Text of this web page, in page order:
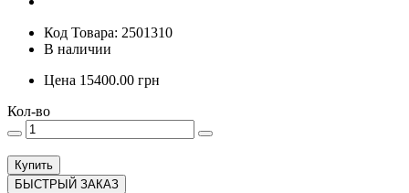
Код Товара: 2501310
В наличии
Цена 15400.00 грн
Кол-во
Купить
БЫСТРЫЙ ЗАКАЗ